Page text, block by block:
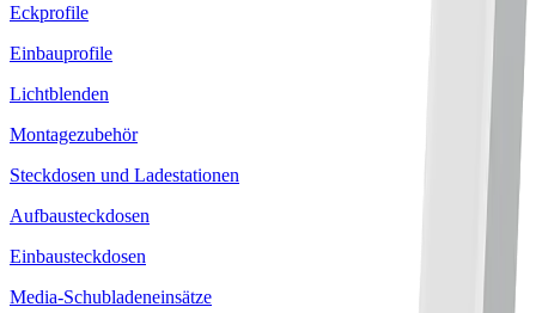
Eckprofile
Einbauprofile
Lichtblenden
Montagezubehör
Steckdosen und Ladestationen
Aufbausteckdosen
Einbausteckdosen
Media-Schubladeneinsätze